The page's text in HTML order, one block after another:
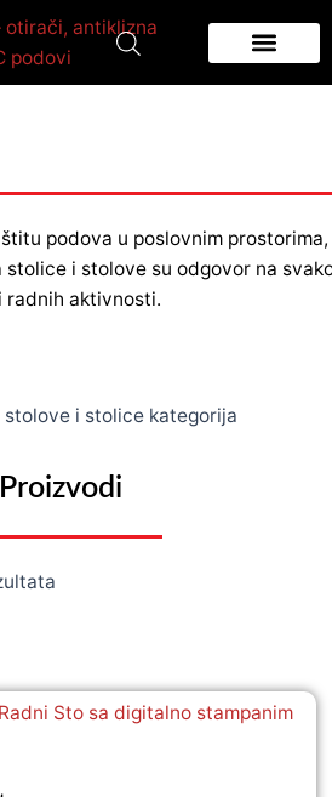
podova u poslovnim
i stolove su odgovor na
radnih aktivnosti.
Proizvodi